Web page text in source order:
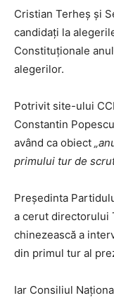
Cristian Terheş şi
candidaţi la
Constituţionale
alegerilor.
Potrivit site-ului
Constantin
având ca obiect
primului tur de
Președinta
a cerut directorului
chinezească a
din primul tur al
Iar Consiliul